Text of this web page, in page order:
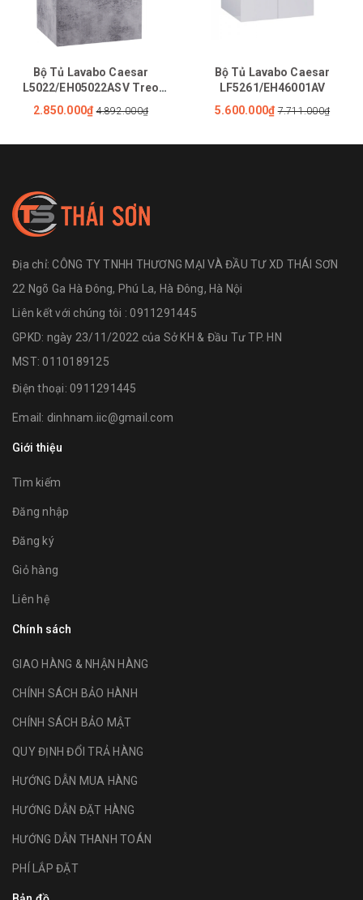
Bộ Tủ Lavabo Caesar
L5022/EH05022ASV Treo
Tường
2.850.000₫ 4.892.000₫
Bộ Tủ Lavabo Caesar
LF5261/EH46001AV
5.600.000₫ 7.711.000₫
Địa chỉ:CÔNG TY TNHH THƯƠNG MẠI VÀ ĐẦU TƯ XD THÁI SƠN
22 Ngõ Ga Hà Đông, Phú La, Hà Đông, Hà Nội
Liên kết với chúng tôi : 0911291445
GPKD: ngày 23/11/2022 của Sở KH & Đầu Tư TP. HN
MST: 0110189125
Điện thoại: 0911291445
Email: dinhnam.iic@gmail.com
Giới thiệu
Tìm kiếm
Đăng nhập
Đăng ký
Giỏ hàng
Liên hệ
Chính sách
GIAO HÀNG & NHẬN HÀNG
CHÍNH SÁCH BẢO HÀNH
CHÍNH SÁCH BẢO MẬT
QUY ĐỊNH ĐỔI TRẢ HÀNG
HƯỚNG DẪN MUA HÀNG
HƯỚNG DẪN ĐẶT HÀNG
HƯỚNG DẪN THANH TOÁN
PHÍ LẮP ĐẶT